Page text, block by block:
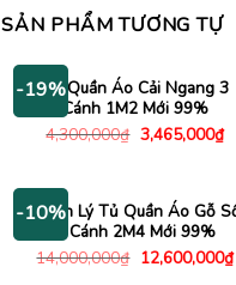
SẢN PHẨM TƯƠNG TỰ
-19%Tủ Quần Áo Cải Ngang 3
Cánh 1M2 Mới 99%
4,300,000₫ Giá
gốc
3,465,000₫Giá
-10%
Thanh Lý Tủ Quần Áo Gỗ
4 Cánh 2M4 Mới 99%
14,000,000₫ Giá
gốc
12,600,000₫